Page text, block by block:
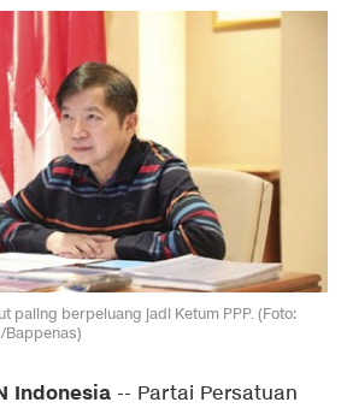
paling berpeluang jadi Ketum PPP. (Foto:
Bappenas)
Indonesia -- Partai Persatuan